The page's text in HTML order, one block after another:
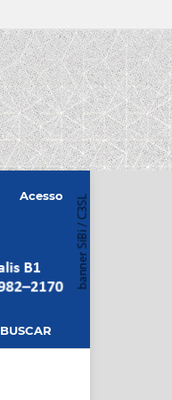
BUSCAR
Acesso